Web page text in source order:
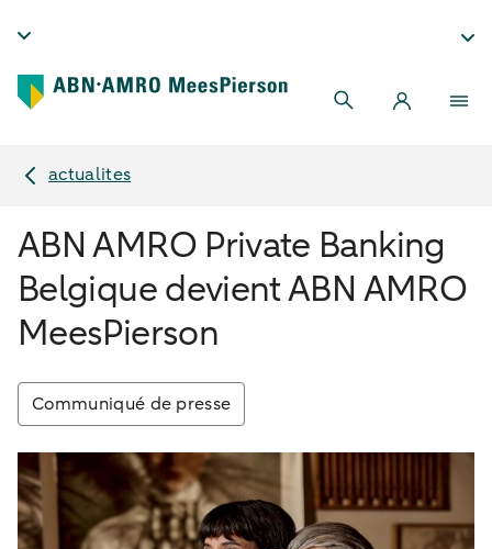
actualites
ABN AMRO Private Banking
Belgique devient ABN AMRO
MeesPierson
Communiqué de presse